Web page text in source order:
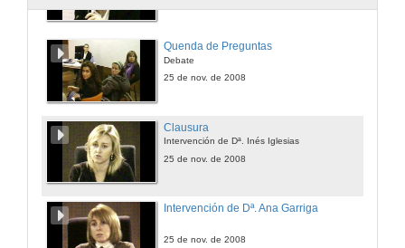
Quenda de Preguntas
Debate
25 de nov. de 2008
Clausura
Intervención de Dª. Inés Iglesias
25 de nov. de 2008
Intervención de Dª. Ana Garriga
25 de nov. de 2008